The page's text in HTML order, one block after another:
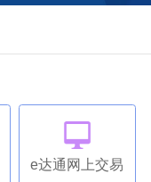
e达通网上交易